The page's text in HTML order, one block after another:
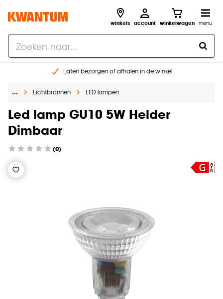
winkels account winkelwagen menu
Laten bezorgen of afhalen in de winkel
Gratis raam advies en inmeten aan huis
… Lichtbronnen LED lampen
Led lamp GU10 5W Helder
Dimbaar
(0)